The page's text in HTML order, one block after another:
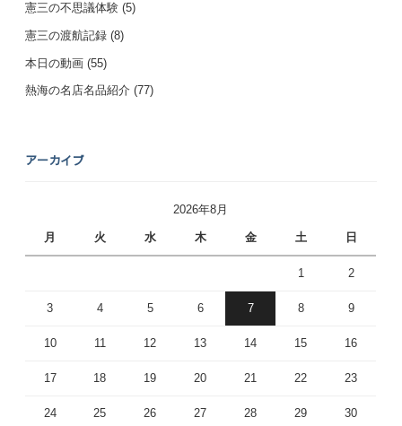
憲三の不思議体験 (5)
憲三の渡航記録 (8)
本日の動画 (55)
熱海の名店名品紹介 (77)
アーカイブ
2026年8月
月 火 水 木 金 土 日
1 2
3 4 5 6 7 8 9
10 11 12 13 14 15 16
17 18 19 20 21 22 23
24 25 26 27 28 29 30